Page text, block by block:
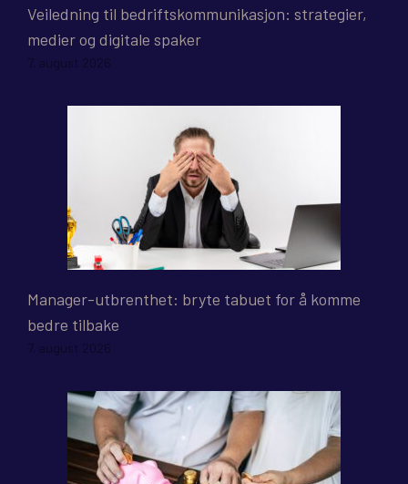
Veiledning til bedriftskommunikasjon: strategier,
medier og digitale spaker
7. august 2026
Manager-utbrenthet: bryte tabuet for å komme
bedre tilbake
7. august 2026